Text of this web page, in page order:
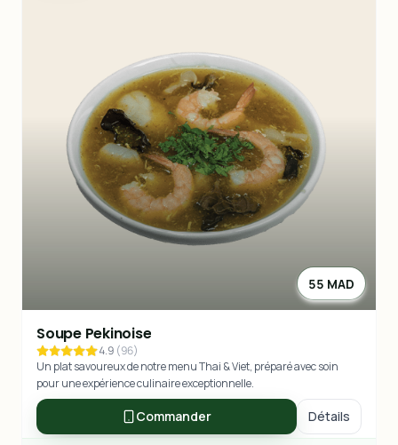
55 MAD
Soupe Pekinoise
4.9 (96)
Un plat savoureux de notre menu Thai & Viet, préparé avec soin
pour une expérience culinaire exceptionnelle.
Commander Détails